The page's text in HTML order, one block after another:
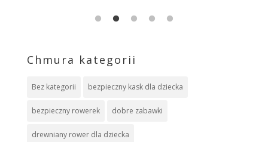
Chmura kategorii
Bez kategorii bezpieczny kask dla dziecka
bezpieczny rowerek dobre zabawki
drewniany rower dla dziecka